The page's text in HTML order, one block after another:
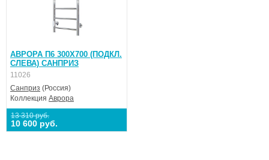
АВРОРА П6 300X700 (ПОДКЛ.
СЛЕВА) САНПРИЗ
11026
Санприз (Россия)
Коллекция Аврора
13 310 руб.
10 600 руб.